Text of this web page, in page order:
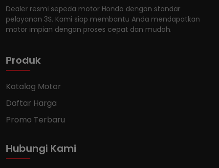
Dealer resmi sepeda motor Honda dengan standar
pelayanan 3S. Kami siap membantu Anda mendapatkan
motor impian dengan proses cepat dan mudah.
Produk
Katalog Motor
Daftar Harga
Promo Terbaru
Hubungi Kami